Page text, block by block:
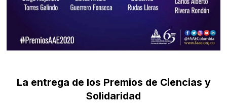
La entrega de los Premios de Ciencias y
Solidaridad